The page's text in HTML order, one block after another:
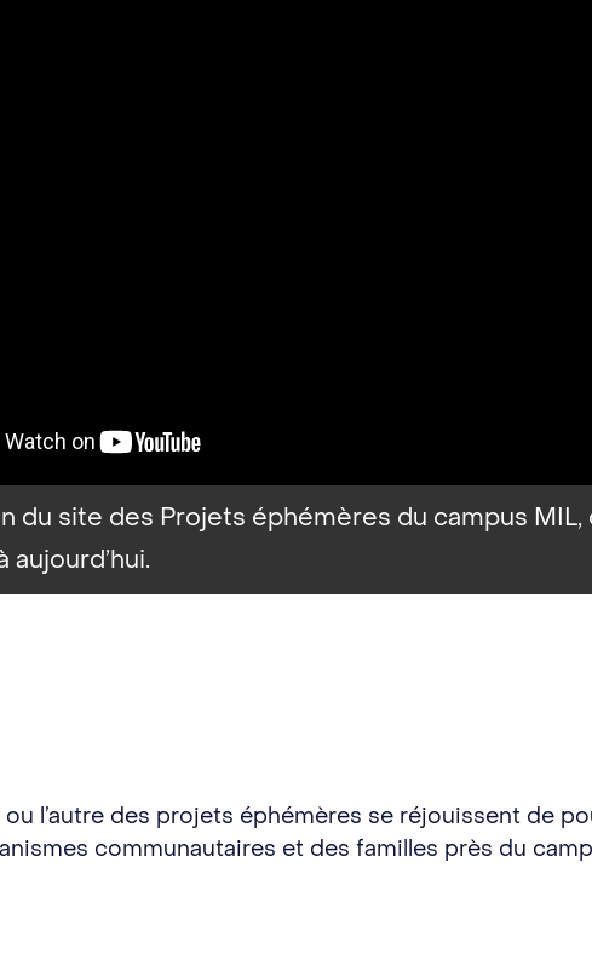
du site des Projets éphémères du campus MIL,
aujourd’hui.
l’autre des projets éphémères se réjouissent de
communautaires et des familles près du